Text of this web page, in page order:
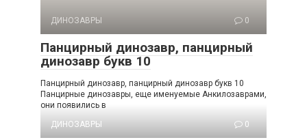
ДИНОЗАВРЫ 0
Панцирный динозавр, панцирный
динозавр букв 10
Панцирный динозавр, панцирный динозавр букв 10
Панцирные динозавры, еще именуемые Анкилозаврами,
они появились в
ДИНОЗАВРЫ
0